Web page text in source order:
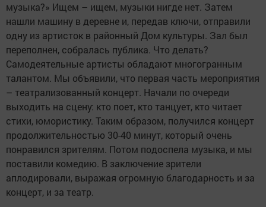
музыка?» Ищем – ищем, музыки нигде нет. Затем
нашли машину в деревне и, передав ключи, отправили
одну из артисток в районный Дом культуры. Зал был
переполнен, собралась публика. Что делать?
Самодеятельные артисты обладают многогранным
талантом. Мы объявили, что первая часть мероприятия
– театрализованный концерт. Начали по очереди
выходить на сцену: кто поет, кто танцует, кто читает
стихи, юмористику. Таким образом, получился концерт
продолжительностью 30-40 минут, который очень
понравился зрителям. Потом подоспела музыка, и мы
поставили комедию. В заключение зрители
аплодировали, выражая огромную благодарность и за
концерт, и за театр.